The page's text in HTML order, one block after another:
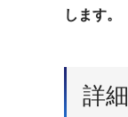
します。
詳